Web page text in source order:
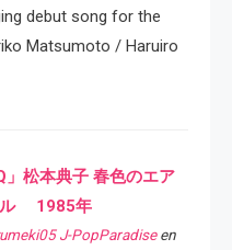
debut song for the
Matsumoto / Haruiro
」松本典子 春色のエア
ル 1985年
J-PopParadiseen